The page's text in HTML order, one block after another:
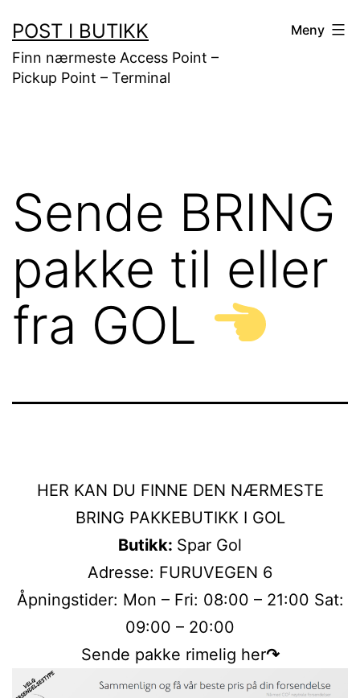
til
innhold
POST I BUTIKK
Finn nærmeste Access Point –
Pickup Point – Terminal
Meny
Sende BRING
pakke til eller
fra GOL
HER KAN DU FINNE DEN NÆRMESTE
BRING PAKKEBUTIKK I GOL
Butikk: Spar Gol
Adresse: FURUVEGEN 6
Åpningstider: Mon – Fri: 08:00 – 21:00 Sat:
09:00 – 20:00
Sende pakke rimelig her↷